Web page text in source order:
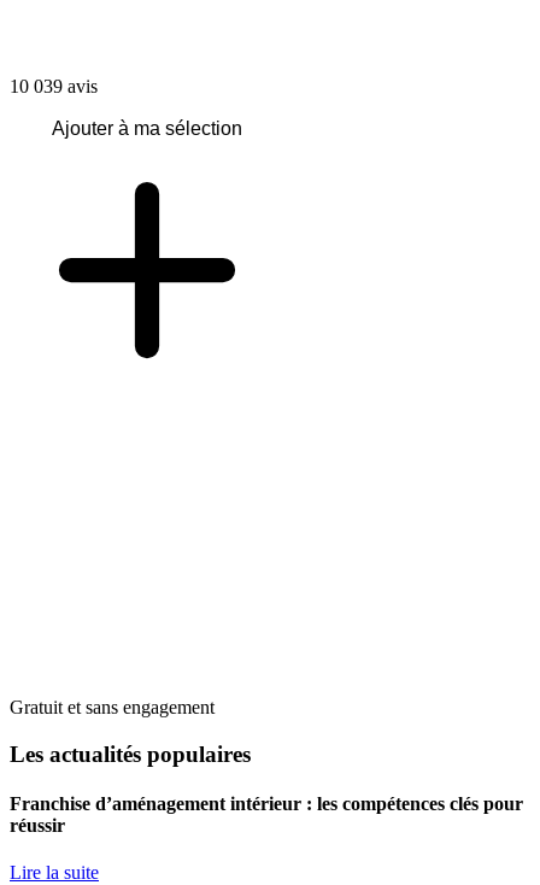
10 039 avis
Ajouter à ma sélection
Gratuit et sans engagement
Les actualités populaires
Franchise d’aménagement intérieur : les compétences clés pour
réussir
Lire la suite